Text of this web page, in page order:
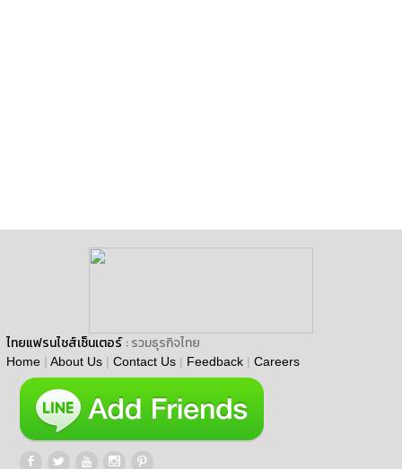
ไทยแฟรนไชส์เซ็นเตอร์ : รวมธุรกิจไทย
Home | About Us | Contact Us | Feedback | Careers